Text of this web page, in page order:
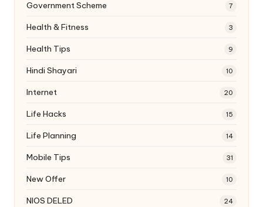
Government Scheme 7
Health & Fitness 3
Health Tips 9
Hindi Shayari 10
Internet 20
Life Hacks 15
Life Planning 14
Mobile Tips 31
New Offer 10
NIOS DELED 24